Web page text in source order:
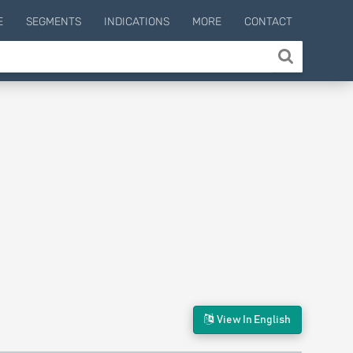
SEGMENTS INDICATIONS MORE CONTACT
View In English